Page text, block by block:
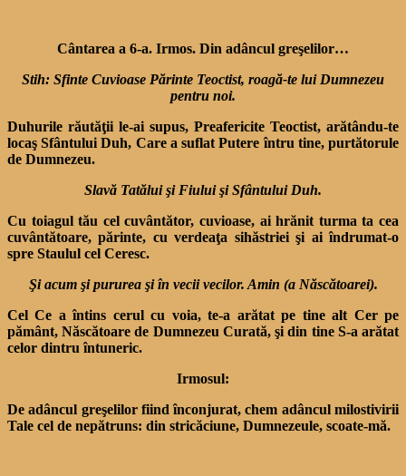
Cântarea a 6-a. Irmos. Din adâncul greşelilor…
Stih: Sfinte Cuvioase Părinte Teoctist, roagă-te lui Dumnezeu
pentru noi.
Duhurile răutăţii le-ai supus, Preafericite Teoctist, arătându-te
locaş Sfântului Duh, Care a suflat Putere întru tine, purtătorule
de Dumnezeu.
Slavă Tatălui şi Fiului şi Sfântului Duh.
Cu toiagul tău cel cuvântător, cuvioase, ai hrănit turma ta cea
cuvântătoare, părinte, cu verdeaţa sihăstriei şi ai îndrumat-o
spre Staulul cel Ceresc.
Şi acum şi pururea şi în vecii vecilor. Amin (a Născătoarei).
Cel Ce a întins cerul cu voia, te-a arătat pe tine alt Cer pe
pământ, Născătoare de Dumnezeu Curată, şi din tine S-a arătat
celor dintru întuneric.
Irmosul:
De adâncul greşelilor fiind înconjurat, chem adâncul milostivirii
Tale cel de nepătruns: din stricăciune, Dumnezeule, scoate-mă.